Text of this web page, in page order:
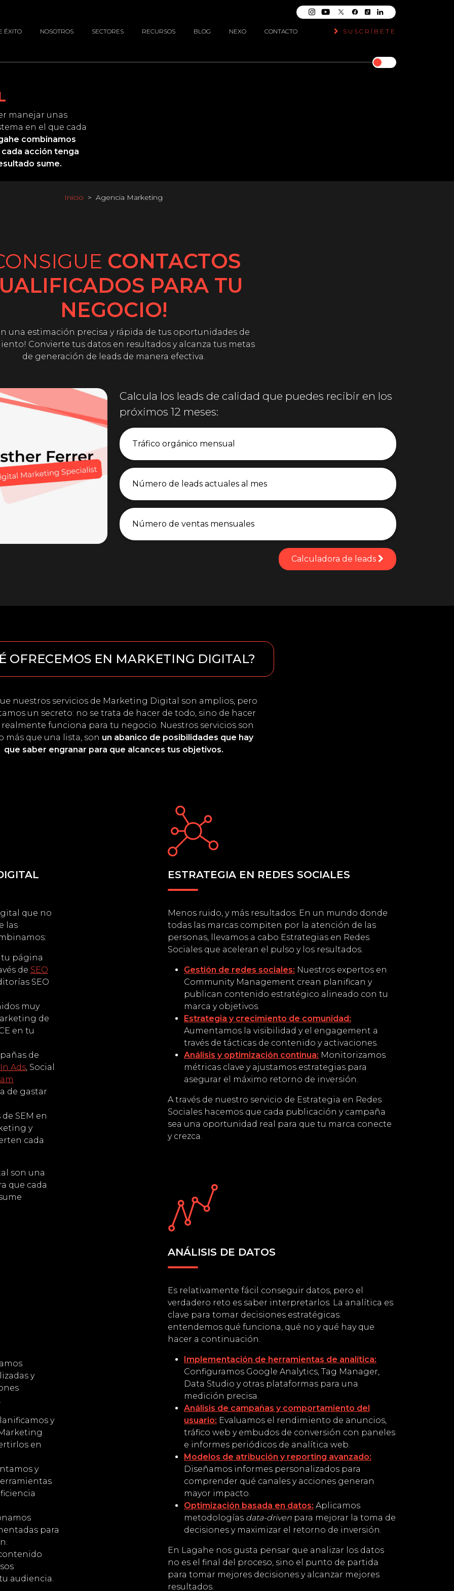
ÉXITO NOSOTROS SECTORES RECURSOS BLOG NEXO CONTACTO SUSCRÍBETE
manejar unas
en el que cada
combinamos
acción tenga
sume.
Inicio Agencia Marketing
CONTACTOS
PARA TU
NEGOCIO!
una estimación precisa y rápida de tus oportunidades de
Convierte tus datos en resultados y alcanza tus metas
de generación de leads de manera efectiva.
Calcula los leads de calidad que puedes recibir en los
próximos 12 meses:
Calculadora de leads
OFRECEMOS EN MARKETING DIGITAL?
nuestros servicios de Marketing Digital son amplios, pero
un secreto: no se trata de hacer de todo, sino de hacer
funciona para tu negocio. Nuestros servicios son
más que una lista, son un abanico de posibilidades que hay
que saber engranar para que alcances tus objetivos.
que no
las
página
de SEO
SEO
muy
de
en tu
de
Ads , Social
de gastar
SEM en
y
cada
son una
que cada
y
y
en
y
para
audiencia.
ESTRATEGIA EN REDES SOCIALES
Menos ruido, y más resultados. En un mundo donde
todas las marcas compiten por la atención de las
personas, llevamos a cabo Estrategias en Redes
Sociales que aceleran el pulso y los resultados.
Gestión de redes sociales: Nuestros expertos en
Community Management crean planifican y
publican contenido estratégico alineado con tu
marca y objetivos.
Estrategia y crecimiento de comunidad:
Aumentamos la visibilidad y el engagement a
través de tácticas de contenido y activaciones.
Análisis y optimización continua: Monitorizamos
métricas clave y ajustamos estrategias para
asegurar el máximo retorno de inversión.
A través de nuestro servicio de Estrategia en Redes
Sociales hacemos que cada publicación y campaña
sea una oportunidad real para que tu marca conecte
y crezca.
ANÁLISIS DE DATOS
Es relativamente fácil conseguir datos, pero el
verdadero reto es saber interpretarlos. La analítica es
clave para tomar decisiones estratégicas:
entendemos qué funciona, qué no y qué hay que
hacer a continuación.
Implementación de herramientas de analítica:
Configuramos Google Analytics, Tag Manager,
Data Studio y otras plataformas para una
medición precisa.
Análisis de campañas y comportamiento del
usuario: Evaluamos el rendimiento de anuncios,
tráfico web y embudos de conversión con paneles
e informes periódicos de analítica web.
Modelos de atribución y reporting avanzado:
Diseñamos informes personalizados para
comprender qué canales y acciones generan
mayor impacto.
Optimización basada en datos: Aplicamos
metodologías data-driven para mejorar la toma de
decisiones y maximizar el retorno de inversión.
En Lagahe nos gusta pensar que analizar los datos
no es el final del proceso, sino el punto de partida
para tomar mejores decisiones y alcanzar mejores
resultados.